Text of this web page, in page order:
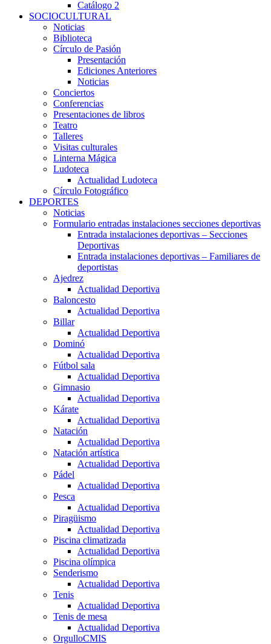
Catálogo 2
SOCIOCULTURAL
Noticias
Biblioteca
Círculo de Pasión
Presentación
Ediciones Anteriores
Noticias
Conciertos
Conferencias
Presentaciones de libros
Teatro
Talleres
Visitas culturales
Linterna Mágica
Ludoteca
Actualidad Ludoteca
Círculo Fotográfico
DEPORTES
Noticias
Formulario entradas instalaciones secciones deportivas
Entrada instalaciones deportivas – Secciones
Deportivas
Entrada instalaciones deportivas – Familiares de
deportistas
Ajedrez
Actualidad Deportiva
Baloncesto
Actualidad Deportiva
Billar
Actualidad Deportiva
Dominó
Actualidad Deportiva
Fútbol sala
Actualidad Deportiva
Gimnasio
Actualidad Deportiva
Kárate
Actualidad Deportiva
Natación
Actualidad Deportiva
Natación artística
Actualidad Deportiva
Pádel
Actualidad Deportiva
Pesca
Actualidad Deportiva
Piragüismo
Actualidad Deportiva
Piscina climatizada
Actualidad Deportiva
Piscina olímpica
Senderismo
Actualidad Deportiva
Tenis
Actualidad Deportiva
Tenis de mesa
Actualidad Deportiva
OrgulloCMIS